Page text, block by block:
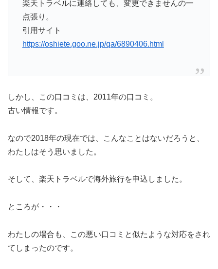
楽天トラベルに連絡しても、変更できませんの一
点張り。
引用サイト
https://oshiete.goo.ne.jp/qa/6890406.html
しかし、この口コミは、2011年の口コミ。
古い情報です。
なので2018年の現在では、こんなことはないだろうと、
わたしはそう思いました。
そして、楽天トラベルで海外旅行を申込しました。
ところが・・・
わたしの場合も、この悪い口コミと似たような対応をされ
てしまったのです。